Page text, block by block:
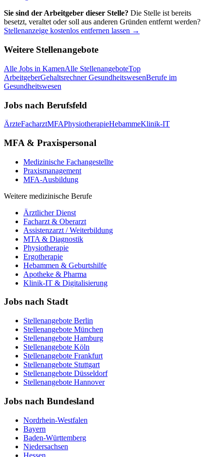
Sie sind der Arbeitgeber dieser Stelle? Die Stelle ist bereits
besetzt, veraltet oder soll aus anderen Gründen entfernt werden?
Stellenanzeige kostenlos entfernen lassen →
Weitere Stellenangebote
Alle Jobs in KamenAlle StellenangeboteTop
ArbeitgeberGehaltsrechner GesundheitswesenBerufe im
Gesundheitswesen
Jobs nach Berufsfeld
ÄrzteFacharztMFAPhysiotherapieHebammeKlinik-IT
MFA & Praxispersonal
Medizinische Fachangestellte
Praxismanagement
MFA-Ausbildung
Weitere medizinische Berufe
Ärztlicher Dienst
Facharzt & Oberarzt
Assistenzarzt / Weiterbildung
MTA & Diagnostik
Physiotherapie
Ergotherapie
Hebammen & Geburtshilfe
Apotheke & Pharma
Klinik-IT & Digitalisierung
Jobs nach Stadt
Stellenangebote Berlin
Stellenangebote München
Stellenangebote Hamburg
Stellenangebote Köln
Stellenangebote Frankfurt
Stellenangebote Stuttgart
Stellenangebote Düsseldorf
Stellenangebote Hannover
Jobs nach Bundesland
Nordrhein-Westfalen
Bayern
Baden-Württemberg
Niedersachsen
Hessen